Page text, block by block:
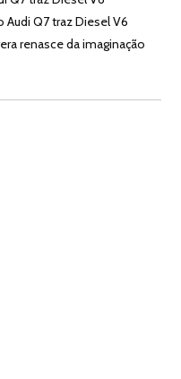
Audi Q7 traz Diesel V6
renasce da imaginação